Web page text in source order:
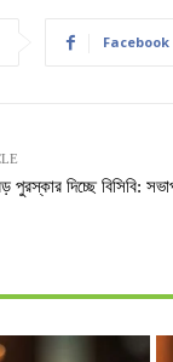
Facebook
পুরস্কার দিচ্ছে বিসিবি: